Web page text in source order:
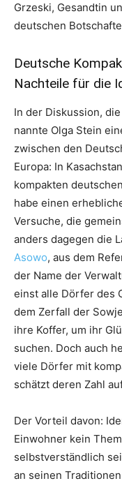
Grzeski, Gesandtin
deutschen
Deutsche
Nachteile für die
In der Diskussion,
nannte Olga Stein
zwischen den
Europa: In
kompakten
habe einen
Versuche, die
anders dagegen die
Asowo, aus dem
der Name der
einst alle Dörfer des
dem Zerfall der
ihre Koffer, um ihr
suchen. Doch auch
viele Dörfer mit
schätzt deren Zahl
Der Vorteil davon:
Einwohner kein
selbstverständlich
an seinen